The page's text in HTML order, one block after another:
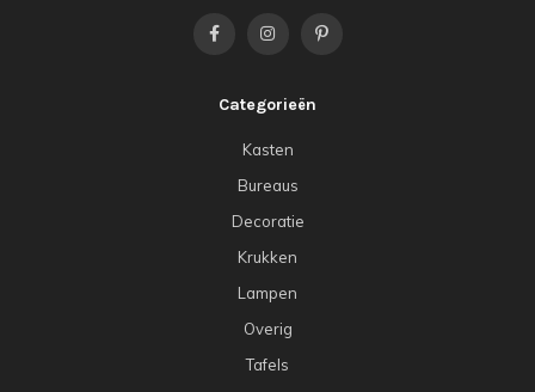
Categorieën
Kasten
Bureaus
Decoratie
Krukken
Lampen
Overig
Tafels